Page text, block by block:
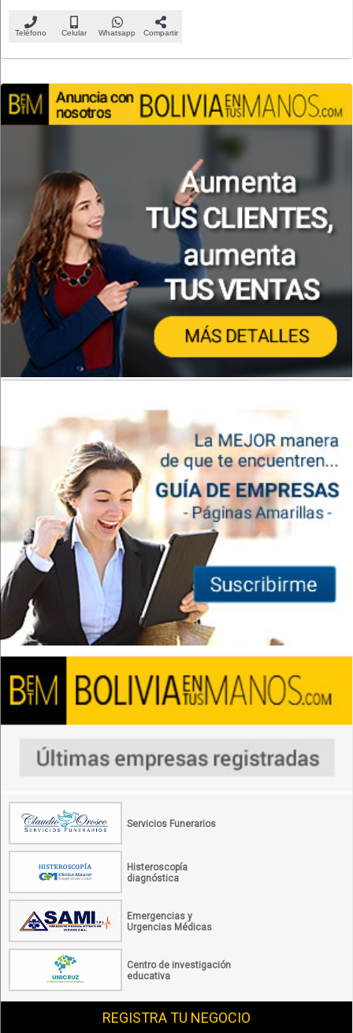
Teléfono Celular Whatsapp Compartir
Servicios Funerarios
Histeroscopía
diagnóstica
Emergencias y
Urgencias Médicas
Centro de investigación
educativa
REGISTRA TU NEGOCIO